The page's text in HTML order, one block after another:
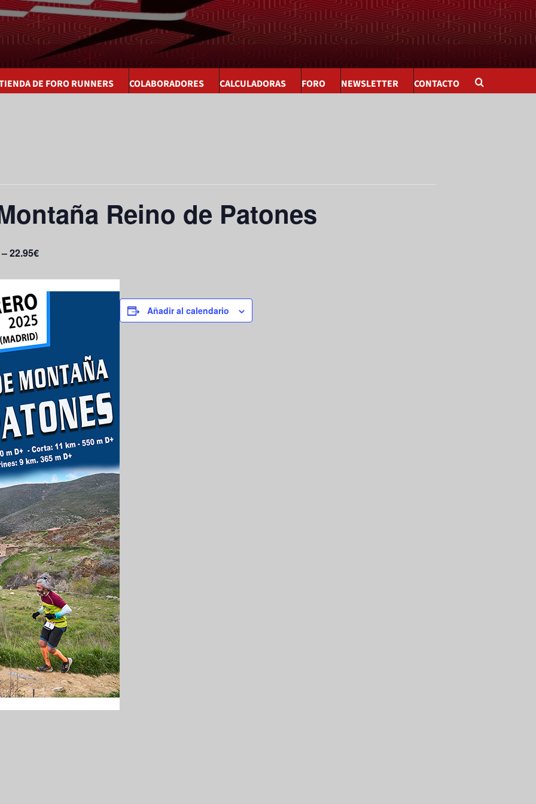
DE FORO RUNNERS COLABORADORES CALCULADORAS FORO NEWSLETTER CONTACTO
Reino de Patones
22.95€
Añadir al calendario